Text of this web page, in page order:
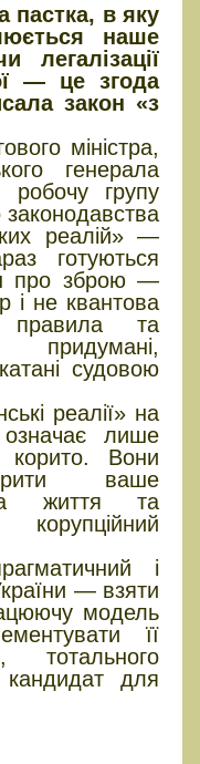
пастка, в яку
наше
легалізації
— це згода
закон «з
міністра,
генерала
групу
реалій» —
готуються
про зброю —
і не квантова
та
придумані,
судовою
реалії» на
означає лише
Вони
ваше
життя та
і
— взяти
модель
її
тотального
кандидат для